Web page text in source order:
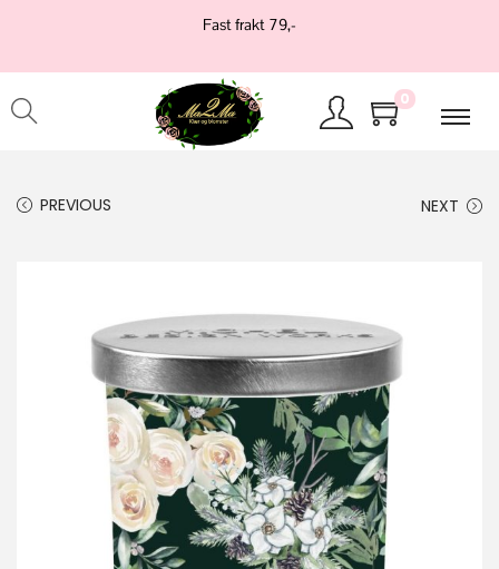
Fast frakt 79,-
0
PREVIOUS NEXT